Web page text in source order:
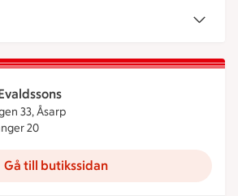
33, Åsarp
är öppen nu, stänger
20
Gå till butikssidan